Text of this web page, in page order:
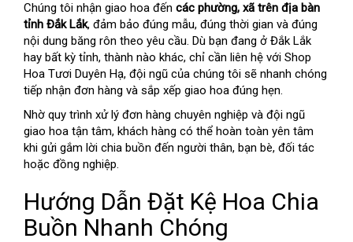
Chúng tôi nhận giao hoa đến các phường, xã trên địa bàn
tỉnh Đắk Lắk, đảm bảo đúng mẫu, đúng thời gian và đúng
nội dung băng rôn theo yêu cầu. Dù bạn đang ở Đắk Lắk
hay bất kỳ tỉnh, thành nào khác, chỉ cần liên hệ với Shop
Hoa Tươi Duyên Hạ, đội ngũ của chúng tôi sẽ nhanh chóng
tiếp nhận đơn hàng và sắp xếp giao hoa đúng hẹn.
Nhờ quy trình xử lý đơn hàng chuyên nghiệp và đội ngũ
giao hoa tận tâm, khách hàng có thể hoàn toàn yên tâm
khi gửi gắm lời chia buồn đến người thân, bạn bè, đối tác
hoặc đồng nghiệp.
Hướng Dẫn Đặt Kệ Hoa Chia
Buồn Nhanh Chóng